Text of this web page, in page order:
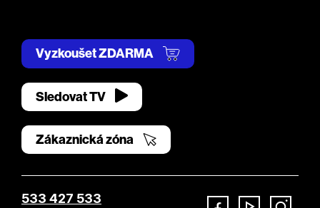
Vyzkoušet ZDARMA
Sledovat TV
Zákaznická zóna
533 427 533